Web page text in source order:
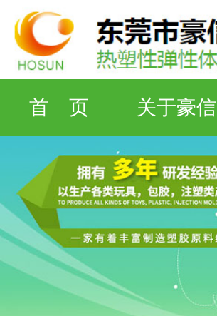
首 页 关于豪信
检测设备 工厂资质